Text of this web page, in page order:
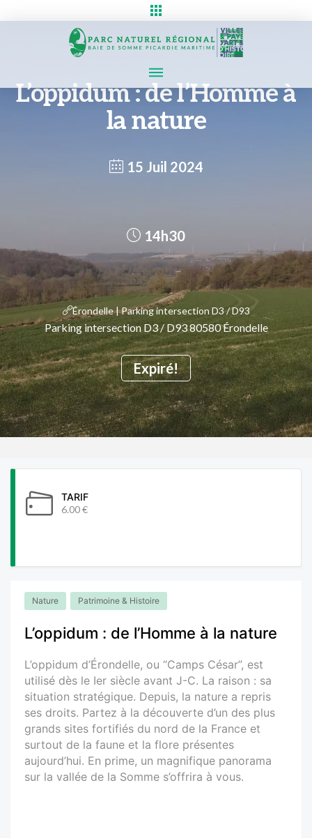
L’oppidum : de l’Homme à
la nature
15 Juil 2024
Expiré!
14h30
Érondelle | Parking intersection D3 / D93
Parking intersection D3 / D93 80580 Érondelle
TARIF
6.00 €
Nature Patrimoine & Histoire
L’oppidum : de l’Homme à la nature
L’oppidum d’Érondelle, ou “Camps César”, est
utilisé dès le Ier siècle avant J-C. La raison : sa
situation stratégique. Depuis, la nature a repris
ses droits. Partez à la découverte d’un des plus
grands sites fortifiés du nord de la France et
surtout de la faune et la flore présentes
aujourd’hui. En prime, un magnifique panorama
sur la vallée de la Somme s’offrira à vous.